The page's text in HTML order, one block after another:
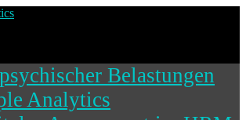
Schorberg
Belastungen
Analytics